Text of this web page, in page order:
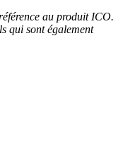
au produit ICO.
qui sont également